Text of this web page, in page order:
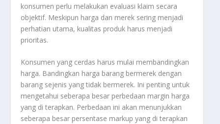
konsumen perlu melakukan evaluasi klaim secara
objektif. Meskipun harga dan merek sering menjadi
perhatian utama, kualitas produk harus menjadi
prioritas.
Konsumen yang cerdas harus mulai membandingkan
harga. Bandingkan harga barang bermerek dengan
barang sejenis yang tidak bermerek. Ini penting untuk
mengetahui seberapa besar perbedaan margin harga
yang di terapkan. Perbedaan ini akan menunjukkan
seberapa besar persentase markup yang di terapkan